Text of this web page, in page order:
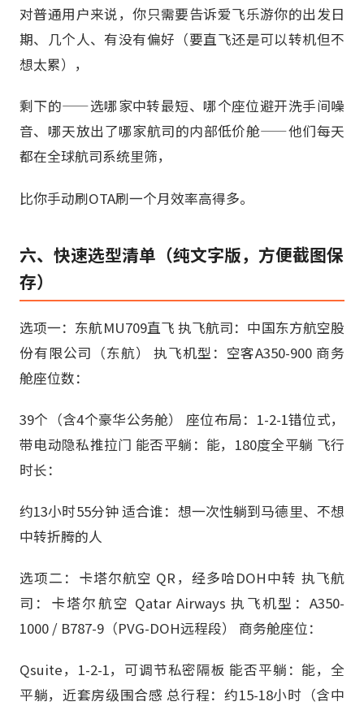
对普通用户来说，你只需要告诉爱飞乐游你的出发日
期、几个人、有没有偏好（要直飞还是可以转机但不
想太累），
剩下的——选哪家中转最短、哪个座位避开洗手间噪
音、哪天放出了哪家航司的内部低价舱——他们每天
都在全球航司系统里筛，
比你手动刷OTA刷一个月效率高得多。
六、快速选型清单（纯文字版，方便截图保
存）
选项一：东航MU709直飞 执飞航司：中国东方航空股
份有限公司（东航） 执飞机型：空客A350-900 商务
舱座位数：
39个（含4个豪华公务舱） 座位布局：1-2-1错位式，
带电动隐私推拉门 能否平躺：能，180度全平躺 飞行
时长：
约13小时55分钟 适合谁：想一次性躺到马德里、不想
中转折腾的人
选项二：卡塔尔航空 QR，经多哈DOH中转 执飞航
司：卡塔尔航空 Qatar Airways 执飞机型：A350-
1000 / B787-9（PVG-DOH远程段） 商务舱座位：
Qsuite，1-2-1，可调节私密隔板 能否平躺：能，全
平躺，近套房级围合感 总行程：约15-18小时（含中